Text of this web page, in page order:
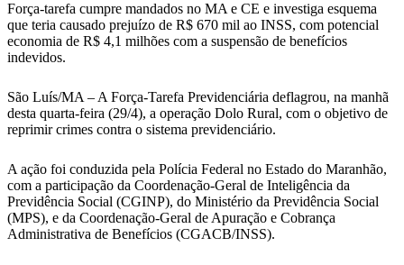
Força-tarefa cumpre mandados no MA e CE e investiga esquema
que teria causado prejuízo de R$ 670 mil ao INSS, com potencial
economia de R$ 4,1 milhões com a suspensão de benefícios
indevidos.
São Luís/MA – A Força-Tarefa Previdenciária deflagrou, na manhã
desta quarta-feira (29/4), a operação Dolo Rural, com o objetivo de
reprimir crimes contra o sistema previdenciário.
A ação foi conduzida pela Polícia Federal no Estado do Maranhão,
com a participação da Coordenação-Geral de Inteligência da
Previdência Social (CGINP), do Ministério da Previdência Social
(MPS), e da Coordenação-Geral de Apuração e Cobrança
Administrativa de Benefícios (CGACB/INSS).